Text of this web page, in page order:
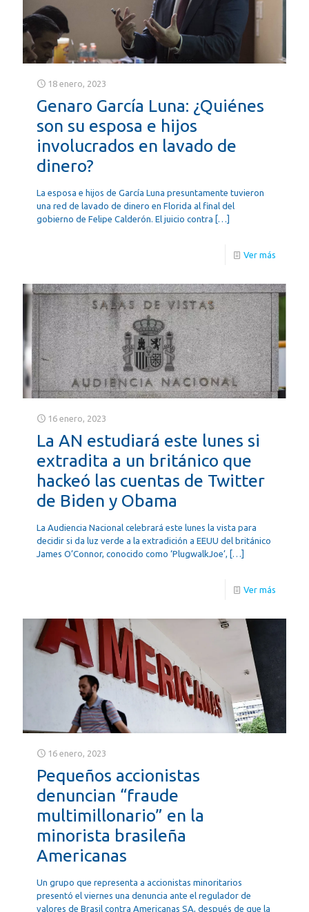
18 enero, 2023
Genaro García Luna: ¿Quiénes
son su esposa e hijos
involucrados en lavado de
dinero?
La esposa e hijos de García Luna presuntamente tuvieron
una red de lavado de dinero en Florida al final del
gobierno de Felipe Calderón. El juicio contra […]
Ver más
16 enero, 2023
La AN estudiará este lunes si
extradita a un británico que
hackeó las cuentas de Twitter
de Biden y Obama
La Audiencia Nacional celebrará este lunes la vista para
decidir si da luz verde a la extradición a EEUU del británico
James O’Connor, conocido como ‘PlugwalkJoe’, […]
Ver más
16 enero, 2023
Pequeños accionistas
denuncian “fraude
multimillonario” en la
minorista brasileña
Americanas
Un grupo que representa a accionistas minoritarios
presentó el viernes una denuncia ante el regulador de
valores de Brasil contra Americanas SA, después de que la